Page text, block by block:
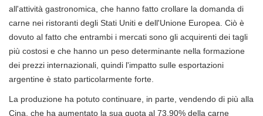
all'attività gastronomica, che hanno fatto crollare la domanda di
carne nei ristoranti degli Stati Uniti e dell'Unione Europea. Ciò è
dovuto al fatto che entrambi i mercati sono gli acquirenti dei tagli
più costosi e che hanno un peso determinante nella formazione
dei prezzi internazionali, quindi l'impatto sulle esportazioni
argentine è stato particolarmente forte.
La produzione ha potuto continuare, in parte, vendendo di più alla
Cina, che ha aumentato la sua quota al 73,90% della carne